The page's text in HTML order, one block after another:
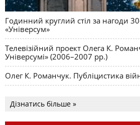
Годинний круглий стіл за нагоди
«Універсум»
Телевізійний проект Олега К.
Універсумі» (2006–2007 рр.)
Олег К. Романчук. Публіцистика
Дізнатись більше »